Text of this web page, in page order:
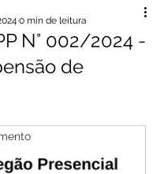
N° 002/2024 -
de
0 min de leitura